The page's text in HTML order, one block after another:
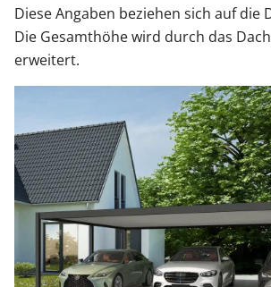
Diese Angaben beziehen sich auf die
Die Gesamthöhe wird durch das
erweitert.